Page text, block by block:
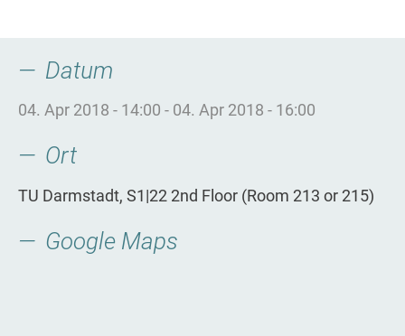
Datum
04. Apr 2018 - 14:00 - 04. Apr 2018 - 16:00
Ort
TU Darmstadt, S1|22 2nd Floor (Room 213 or 215)
Google Maps